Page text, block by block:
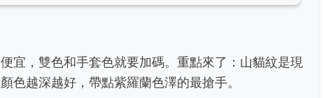
宜，雙色和手套色就要加碼。重點來了：山貓紋是現
色越深越好，帶點紫羅蘭色澤的最搶手。